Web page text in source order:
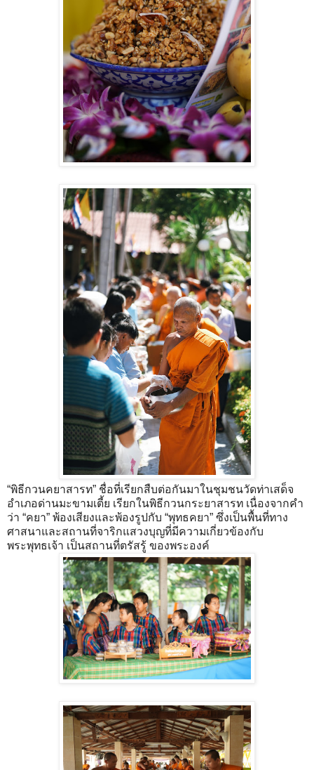
“พิธีกวนคยาสารท” ชื่อที่เรียกสืบต่อกันมาในชุมชนวัดท่าเสด็จ
อำเภอด่านมะขามเตี้ย เรียกในพิธีกวนกระยาสารท เนื่องจากคำ
ว่า “คยา” พ้องเสียงและพ้องรูปกับ “พุทธคยา” ซึ่งเป็นพื้นที่ทาง
ศาสนาและสถานที่จาริกแสวงบุญที่มีความเกี่ยวข้องกับ
พระพุทธเจ้า เป็นสถานที่ตรัสรู้ ของพระองค์